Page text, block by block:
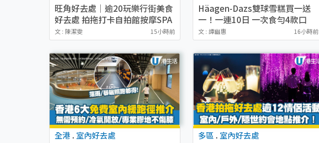
旺角好去處｜逾20玩樂行街美食
好去處 拍拖打卡自拍館按摩SPA
推介
文 : 陳潔雯 15小時前
Häagen-Dazs雙球雪糕買一送
一！一連10日 一次食勻4款口
味！限時$34加購夏日特飲禮券
文 : 譚幽惠 16小時前
全港 . 室內好去處 多區 .室內好去處